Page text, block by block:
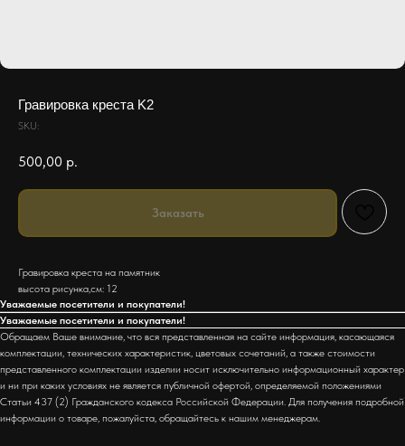
Гравировка креста K2
SKU:
500,00 р.
Заказать
Гравировка креста на памятник
высота рисунка,см: 12
Уважаемые посетители и покупатели!
Уважаемые посетители и покупатели!
Обращаем Ваше внимание, что вся представленная на сайте информация, касающаяся
комплектации, технических характеристик, цветовых сочетаний, а также стоимости
представленного комплектации изделии носит исключительно информационный характер
и ни при каких условиях не является публичной офертой, определяемой положениями
Статьи 437 (2) Гражданского кодекса Российской Федерации. Для получения подробной
информации о товаре, пожалуйста, обращайтесь к нашим менеджерам.